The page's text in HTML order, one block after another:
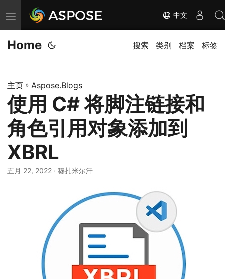
切
换
导
中文
Home 搜索 类别 档案 标签
主页 » Aspose.Blogs
使用 C# 将脚注链接和
角色引用对象添加到
XBRL
五月 22, 2022 · 穆扎米尔汗